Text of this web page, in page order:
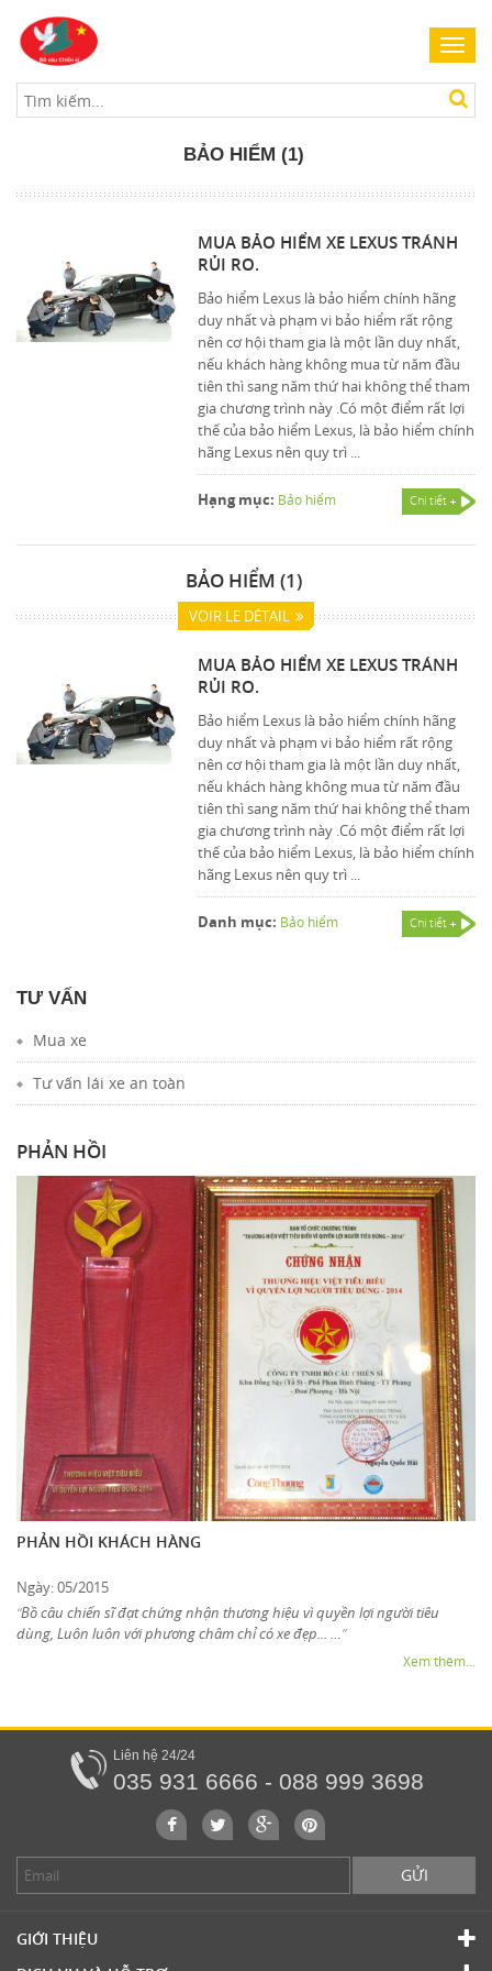
BẢO HIỂM (1)
MUA BẢO HIỂM XE LEXUS TRÁNH
RỦI RO.
Bảo hiểm Lexus là bảo hiểm chính hãng
duy nhất và phạm vi bảo hiểm rất rộng
nên cơ hội tham gia là một lần duy nhất,
nếu khách hàng không mua từ năm đầu
tiên thì sang năm thứ hai không thể tham
gia chương trình này .Có một điểm rất lợi
thế của bảo hiểm Lexus, là bảo hiểm chính
hãng Lexus nên quy trì ...
Hạng mục: Bảo hiểm Chi tiết
BẢO HIỂM (1)
VOIR LE DÉTAIL
MUA BẢO HIỂM XE LEXUS TRÁNH
RỦI RO.
Bảo hiểm Lexus là bảo hiểm chính hãng
duy nhất và phạm vi bảo hiểm rất rộng
nên cơ hội tham gia là một lần duy nhất,
nếu khách hàng không mua từ năm đầu
tiên thì sang năm thứ hai không thể tham
gia chương trình này .Có một điểm rất lợi
thế của bảo hiểm Lexus, là bảo hiểm chính
hãng Lexus nên quy trì ...
Danh mục: Bảo hiểm Chi tiết
TƯ VẤN
Mua xe
Tư vấn lái xe an toàn
PHẢN HỒI
PHẢN HỒI KHÁCH HÀNG
Ngày: 05/2015
“Bồ câu chiến sĩ đạt chứng nhận thương hiệu vì quyền lợi người tiêu
dùng, Luôn luôn với phương châm chỉ có xe đẹp... … ”
Xem thêm...
Liên hệ 24/24
035 931 6666 - 088 999 3698
GỬI
GIỚI THIỆU